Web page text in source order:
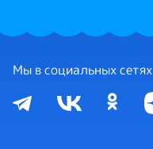
Мы в социальных сетях